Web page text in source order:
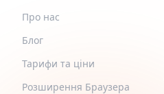
Про нас
Блог
Тарифи та ціни
Розширення Браузера